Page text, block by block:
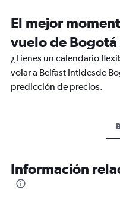
El mejor
vuelo de
¿Tienes un calendario
volar a Belfast Intldesde
predicción de precios.
Información